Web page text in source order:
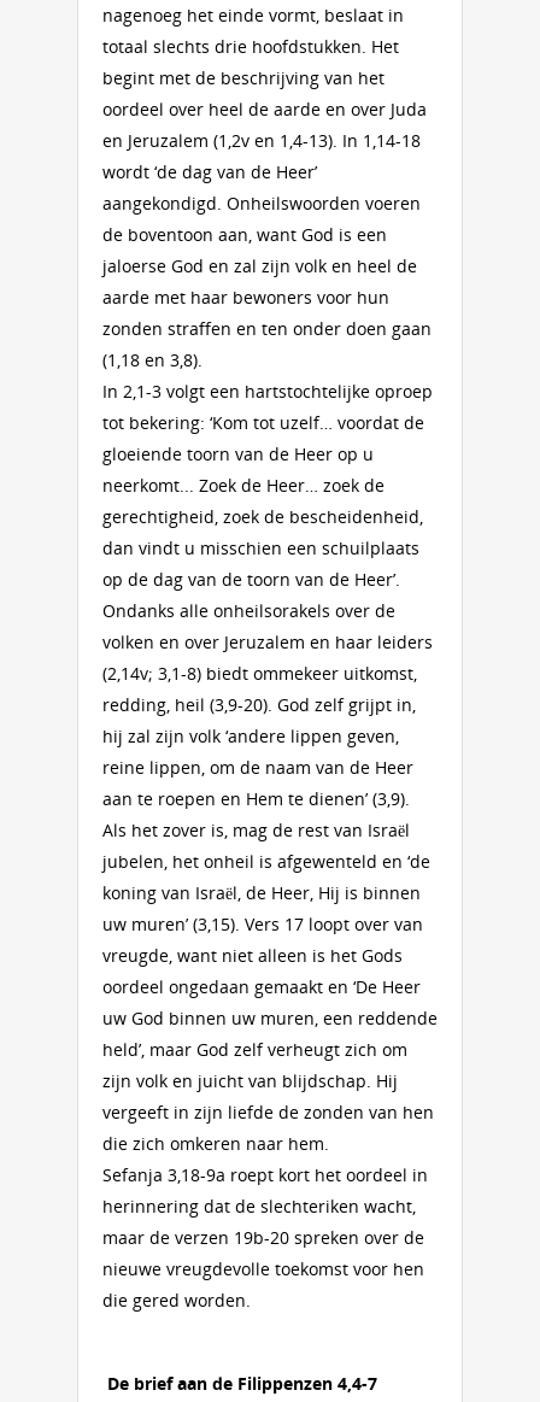
nagenoeg het einde vormt, beslaat in
totaal slechts drie hoofdstukken. Het
begint met de beschrijving van het
oordeel over heel de aarde en over Juda
en Jeruzalem (1,2v en 1,4-13). In 1,14-18
wordt ‘de dag van de Heer’
aangekondigd. Onheilswoorden voeren
de boventoon aan, want God is een
jaloerse God en zal zijn volk en heel de
aarde met haar bewoners voor hun
zonden straffen en ten onder doen gaan
(1,18 en 3,8).
In 2,1-3 volgt een hartstochtelijke oproep
tot bekering: ‘Kom tot uzelf… voordat de
gloeiende toorn van de Heer op u
neerkomt... Zoek de Heer… zoek de
gerechtigheid, zoek de bescheidenheid,
dan vindt u misschien een schuilplaats
op de dag van de toorn van de Heer’.
Ondanks alle onheilsorakels over de
volken en over Jeruzalem en haar leiders
(2,14v; 3,1-8) biedt ommekeer uitkomst,
redding, heil (3,9-20). God zelf grijpt in,
hij zal zijn volk ‘andere lippen geven,
reine lippen, om de naam van de Heer
aan te roepen en Hem te dienen’ (3,9).
Als het zover is, mag de rest van Israël
jubelen, het onheil is afgewenteld en ‘de
koning van Israël, de Heer, Hij is binnen
uw muren’ (3,15). Vers 17 loopt over van
vreugde, want niet alleen is het Gods
oordeel ongedaan gemaakt en ‘De Heer
uw God binnen uw muren, een reddende
held’, maar God zelf verheugt zich om
zijn volk en juicht van blijdschap. Hij
vergeeft in zijn liefde de zonden van hen
die zich omkeren naar hem.
Sefanja 3,18-9a roept kort het oordeel in
herinnering dat de slechteriken wacht,
maar de verzen 19b-20 spreken over de
nieuwe vreugdevolle toekomst voor hen
die gered worden.
De brief aan de Filippenzen 4,4-7